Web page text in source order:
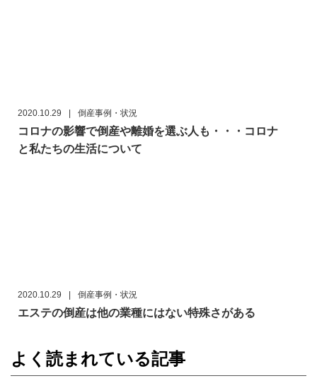
2020.10.29 倒産事例・状況
コロナの影響で倒産や離婚を選ぶ人も・・・コロナ
と私たちの生活について
2020.10.29 倒産事例・状況
エステの倒産は他の業種にはない特殊さがある
よく読まれている記事